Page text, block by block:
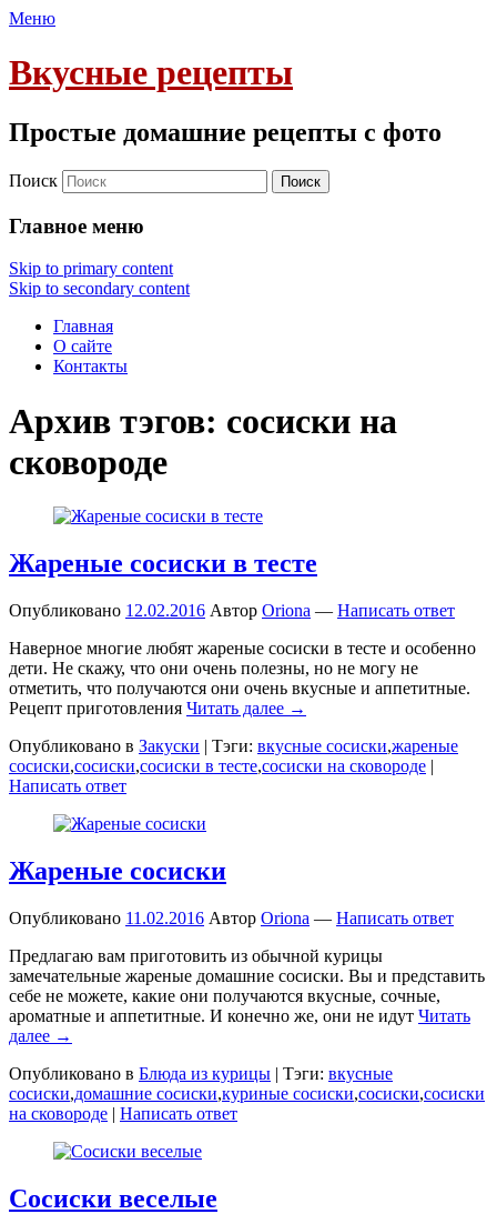
Меню
Вкусные рецепты
Простые домашние рецепты с фото
Поиск
Главное меню
Skip to primary content
Skip to secondary content
Главная
О сайте
Контакты
Архив тэгов: сосиски на
сковороде
Жареные сосиски в тесте
Опубликовано 12.02.2016 Автор Oriona — Написать ответ
Наверное многие любят жареные сосиски в тесте и особенно
дети. Не скажу, что они очень полезны, но не могу не
отметить, что получаются они очень вкусные и аппетитные.
Рецепт приготовления Читать далее →
Опубликовано в Закуски | Тэги: вкусные сосиски,жареные
сосиски,сосиски,сосиски в тесте,сосиски на сковороде |
Написать ответ
Жареные сосиски
Опубликовано 11.02.2016 Автор Oriona — Написать ответ
Предлагаю вам приготовить из обычной курицы
замечательные жареные домашние сосиски. Вы и представить
себе не можете, какие они получаются вкусные, сочные,
ароматные и аппетитные. И конечно же, они не идут Читать
далее →
Опубликовано в Блюда из курицы | Тэги: вкусные
сосиски,домашние сосиски,куриные сосиски,сосиски,сосиски
на сковороде | Написать ответ
Сосиски веселые